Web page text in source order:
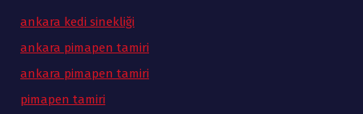
ankara kedi sinekliği
ankara pimapen tamiri
ankara pimapen tamiri
pimapen tamiri